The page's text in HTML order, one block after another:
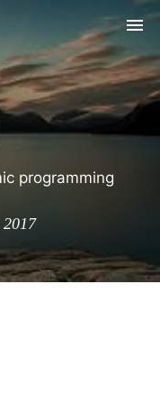
programming
2017